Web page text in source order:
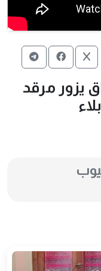
يزور مرقد